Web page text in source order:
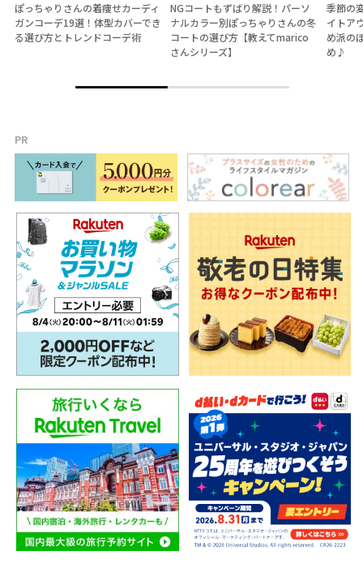
ぽっちゃりさんの着痩せカーディ
ガンコーデ19選！体型カバーでき
る選び方とトレンドコーデ術
NGコートもずばり解説！パーソ
ナルカラー別ぽっちゃりさんの冬
コートの選び方【教えてmarico
さんシリーズ】
季節の
イトア
め派の
め♪
PR